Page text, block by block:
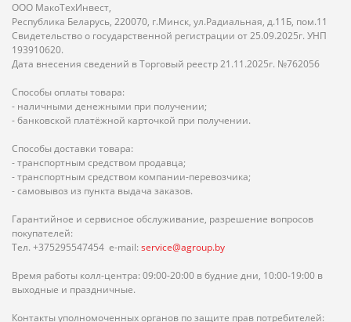
ООО МакоТехИнвест,
Республика Беларусь, 220070, г.Минск, ул.Радиальная, д.11Б, пом.11
Свидетельство о государственной регистрации от 25.09.2025г. УНП
193910620.
Дата внесения сведений в Торговый реестр 21.11.2025г. №762056
Способы оплаты товара:
- наличными денежными при получении;
- банковской платёжной карточкой при получении.
Способы доставки товара:
- транспортным средством продавца;
- транспортным средством компании-перевозчика;
- самовывоз из пункта выдача заказов.
Гарантийное и сервисное обслуживание, разрешение вопросов
покупателей:
Тел. +375295547454 e-mail: service@agroup.by
Время работы колл-центра: 09:00-20:00 в будние дни, 10:00-19:00 в
выходные и праздничные.
Контакты уполномоченных органов по защите прав потребителей: